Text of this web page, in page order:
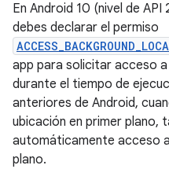
En Android 10 (nivel de
debes declarar el permiso
app para solicitar acceso
durante el tiempo de
anteriores de Android,
ubicación en primer plano,
automáticamente acceso
plano.